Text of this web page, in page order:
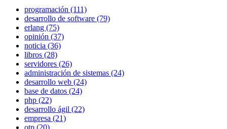
programación (111)
desarrollo de software (79)
erlang (75)
opinión (37)
noticia (36)
libros (28)
servidores (26)
administración de sistemas (24)
desarrollo web (24)
base de datos (24)
php (22)
desarrollo ágil (22)
empresa (21)
otp (20)